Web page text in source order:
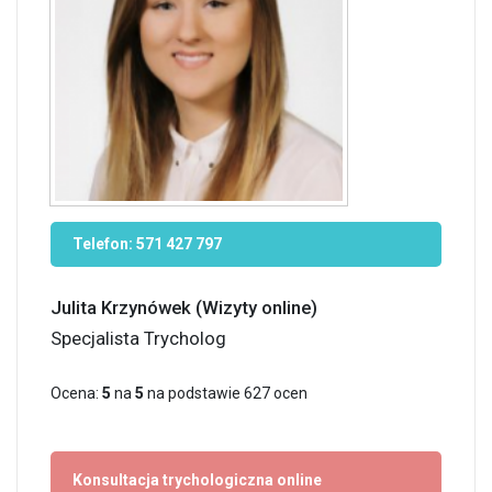
Telefon: 571 427 797
Julita Krzynówek (Wizyty online)
Specjalista Trycholog
Ocena: 5 na5 na podstawie 627ocen
Konsultacja trychologiczna online